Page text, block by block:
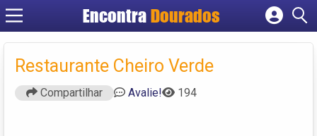
EncontraDourados
Cadastrar empresa
Criar conta
Restaurante Cheiro Verde
Compartilhar Avalie! 194